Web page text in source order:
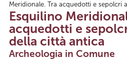
Tu sei qui
Meridionale. Tra acquedotti e sepolcri
Esquilino
acquedotti e
della città antica
Archeologia in Comune